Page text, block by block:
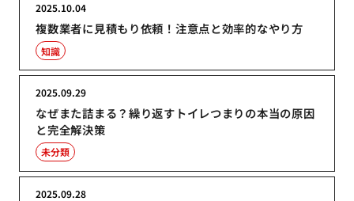
複数業者に見積もり依頼！注意点と効率的なやり方
2025.10.04
知識
なぜまた詰まる？繰り返すトイレつまりの本当の原因
と完全解決策
2025.09.29
未分類
2025.09.28